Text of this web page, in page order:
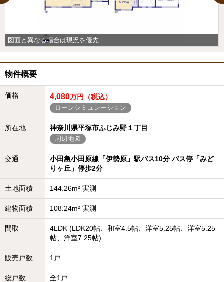
図面と異なる場合は現況を優先
物件概要
価格 4,080万円（税込）
ローンシミュレーション
所在地 神奈川県平塚市ふじみ野１丁目
周辺地図
交通
小田急小田原線「伊勢原」駅バス10分 バス停「みど
りヶ丘」停歩2分
土地面積 144.26m² 実測
建物面積 108.24m² 実測
間取
4LDK (LDK20帖、和室4.5帖、洋室5.25帖、洋室5.25
帖、洋室7.25帖)
販売戸数 1戸
総戸数 全1戸